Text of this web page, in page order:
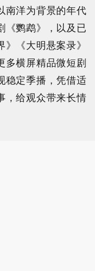
南洋为背景的年代
《鹦鹉》，以及已
《大明悬案录》
多横屏精品微短剧
稳定季播，凭借适
，给观众带来长情